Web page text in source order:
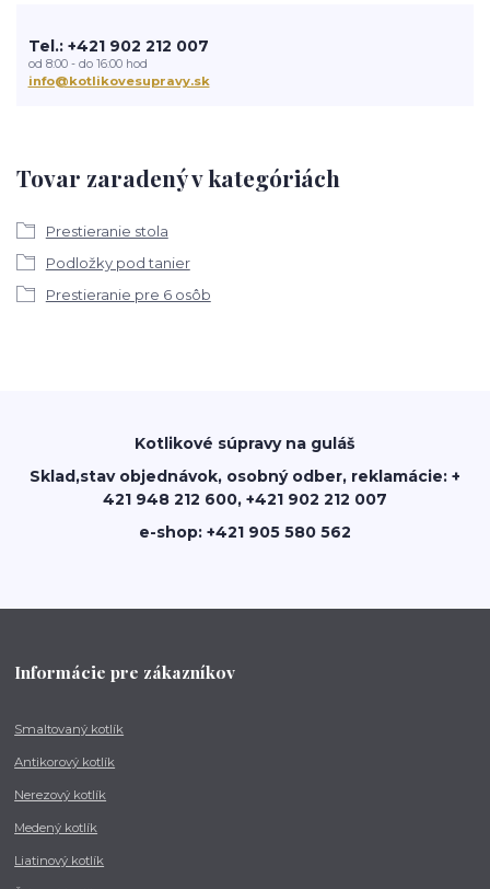
Tovar zaradený v kategóriách
Prestieranie stola
Podložky pod tanier
Prestieranie pre 6 osôb
Tel.: +421 902 212 007
od 8:00 - do 16:00 hod
info@kotlikovesupravy.sk
Kotlikové súpravy na guláš
Sklad,stav objednávok, osobný odber, reklamácie: +
421 948 212 600, +421 902 212 007
e-shop: +421 905 580 562
Informácie pre zákazníkov
Smaltovaný kotlík
Antikorový kotlík
Nerezový kotlík
Medený kotlík
Liatinový kotlík